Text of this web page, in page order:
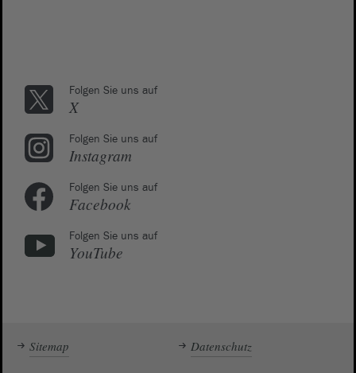
Folgen Sie uns auf
X
Folgen Sie uns auf
Instagram
Folgen Sie uns auf
Facebook
Folgen Sie uns auf
YouTube
Sitemap Datenschutz